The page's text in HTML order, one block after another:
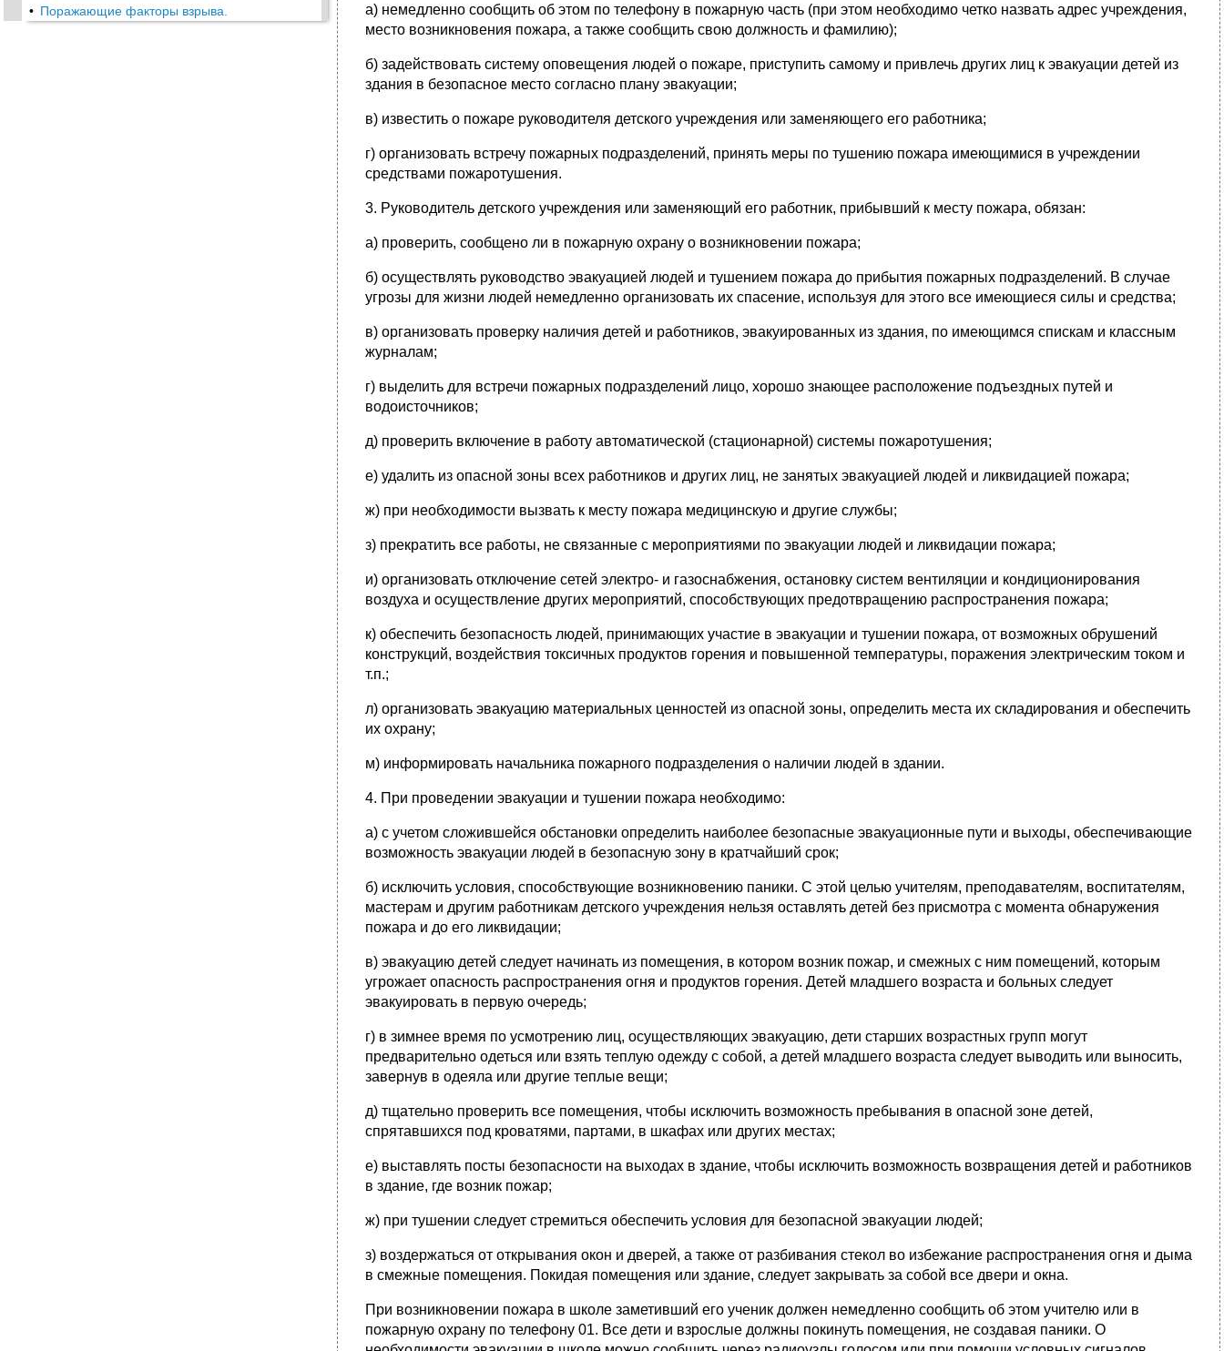
• Поражающие факторы взрыва.
а) немедленно сообщить об этом по телефону в пожарную часть (при этом необходимо четко назвать адрес учреждения,
место возникновения пожара, а также сообщить свою должность и фамилию);
б) задействовать систему оповещения людей о пожаре, приступить самому и привлечь других лиц к эвакуации детей из
здания в безопасное место согласно плану эвакуации;
в) известить о пожаре руководителя детского учреждения или заменяющего его работника;
г) организовать встречу пожарных подразделений, принять меры по тушению пожара имеющимися в учреждении
средствами пожаротушения.
3. Руководитель детского учреждения или заменяющий его работник, прибывший к месту пожара, обязан:
а) проверить, сообщено ли в пожарную охрану о возникновении пожара;
б) осуществлять руководство эвакуацией людей и тушением пожара до прибытия пожарных подразделений. В случае
угрозы для жизни людей немедленно организовать их спасение, используя для этого все имеющиеся силы и средства;
в) организовать проверку наличия детей и работников, эвакуированных из здания, по имеющимся спискам и классным
журналам;
г) выделить для встречи пожарных подразделений лицо, хорошо знающее расположение подъездных путей и
водоисточников;
д) проверить включение в работу автоматической (стационарной) системы пожаротушения;
е) удалить из опасной зоны всех работников и других лиц, не занятых эвакуацией людей и ликвидацией пожара;
ж) при необходимости вызвать к месту пожара медицинскую и другие службы;
з) прекратить все работы, не связанные с мероприятиями по эвакуации людей и ликвидации пожара;
и) организовать отключение сетей электро- и газоснабжения, остановку систем вентиляции и кондиционирования
воздуха и осуществление других мероприятий, способствующих предотвращению распространения пожара;
к) обеспечить безопасность людей, принимающих участие в эвакуации и тушении пожара, от возможных обрушений
конструкций, воздействия токсичных продуктов горения и повышенной температуры, поражения электрическим током и
т.п.;
л) организовать эвакуацию материальных ценностей из опасной зоны, определить места их складирования и обеспечить
их охрану;
м) информировать начальника пожарного подразделения о наличии людей в здании.
4. При проведении эвакуации и тушении пожара необходимо:
а) с учетом сложившейся обстановки определить наиболее безопасные эвакуационные пути и выходы, обеспечивающие
возможность эвакуации людей в безопасную зону в кратчайший срок;
б) исключить условия, способствующие возникновению паники. С этой целью учителям, преподавателям, воспитателям,
мастерам и другим работникам детского учреждения нельзя оставлять детей без присмотра с момента обнаружения
пожара и до его ликвидации;
в) эвакуацию детей следует начинать из помещения, в котором возник пожар, и смежных с ним помещений, которым
угрожает опасность распространения огня и продуктов горения. Детей младшего возраста и больных следует
эвакуировать в первую очередь;
г) в зимнее время по усмотрению лиц, осуществляющих эвакуацию, дети старших возрастных групп могут
предварительно одеться или взять теплую одежду с собой, а детей младшего возраста следует выводить или выносить,
завернув в одеяла или другие теплые вещи;
д) тщательно проверить все помещения, чтобы исключить возможность пребывания в опасной зоне детей,
спрятавшихся под кроватями, партами, в шкафах или других местах;
е) выставлять посты безопасности на выходах в здание, чтобы исключить возможность возвращения детей и работников
в здание, где возник пожар;
ж) при тушении следует стремиться обеспечить условия для безопасной эвакуации людей;
з) воздержаться от открывания окон и дверей, а также от разбивания стекол во избежание распространения огня и дыма
в смежные помещения. Покидая помещения или здание, следует закрывать за собой все двери и окна.
При возникновении пожара в школе заметивший его ученик должен немедленно сообщить об этом учителю или в
пожарную охрану по телефону 01. Все дети и взрослые должны покинуть помещения, не создавая паники. О